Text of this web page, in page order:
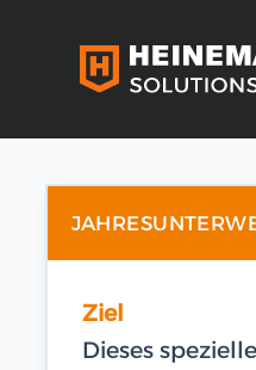
Ziel
Dieses